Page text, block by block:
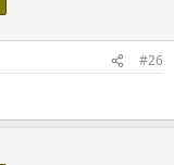
#26